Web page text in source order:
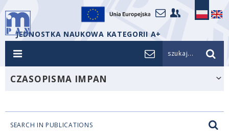
JEDNOSTKA NAUKOWA KATEGORII A+
szukaj...
CZASOPISMA IMPAN
SEARCH IN PUBLICATIONS